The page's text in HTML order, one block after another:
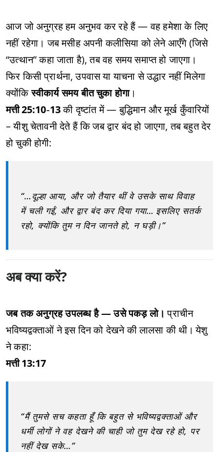
आज जो अनुग्रह हम अनुभव कर रहे हैं — वह हमेशा के लिए
नहीं रहेगा। जब मसीह अपनी कलीसिया को लेने आएँगे (जिसे
“उत्थान” कहा जाता है), तब वह समय समाप्त हो जाएगा।
फिर किसी प्रार्थना, उपवास या याचना से उद्धार नहीं मिलेगा
क्योंकिस्वीकार्य समय बीत चुका होगा।
मत्ती 25:10‑13की दृष्टांत में — बुद्धिमान और मूर्ख कुँवारियों
– यीशु चेतावनी देते हैं कि जब द्वार बंद हो जाएगा, तब बहुत देर
हो चुकी होगी:
“…दूल्हा आया, और जो तैयार थीं वे उसके साथ विवाह
में चली गईं, और द्वार बंद कर दिया गया… इसलिए सतर्क
रहो, क्योंकि तुम न दिन जानते हो, न घड़ी।”
अब क्या करें?
जब तक अनुग्रह उपलब्ध है — उसे पकड़ लो। प्राचीन
भविष्यद्वक्ताओं ने इस दिन को देखने की लालसा की थी। येशु
ने कहा:
मत्ती 13:17
“मैं तुमसे सच कहता हूँ कि बहुत से भविष्यद्वक्ताओं और
धर्मी लोगों ने वह देखने की चाही जो तुम देख रहे हो, पर
नहीं देख सके…”